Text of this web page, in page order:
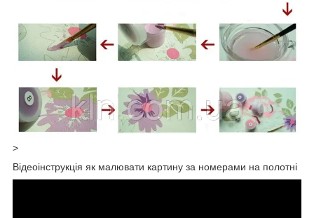
>
Відеоінструкція як малювати картину за номерами на полотні